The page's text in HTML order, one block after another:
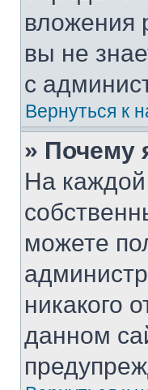
вложения
вы не
с
Вернуться к
» Почему
На
можете
никакого
данном